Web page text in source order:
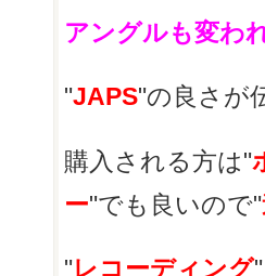
アングルも変わ
"JAPS"の良さが
購入される方は"
ー"でも良いので"
"レコーディング